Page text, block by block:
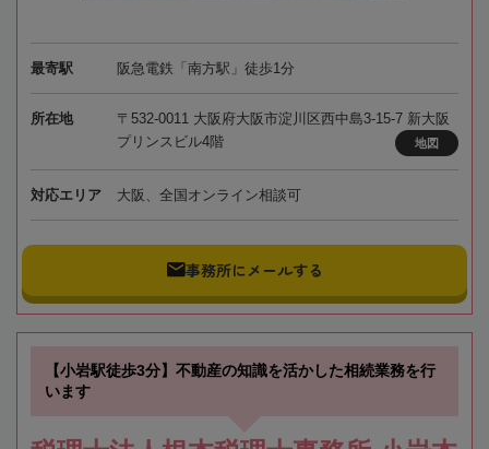
最寄駅 阪急電鉄「南方駅」徒歩1分
所在地
〒532-0011 大阪府大阪市淀川区西中島3-15-7 新大阪
プリンスビル4階
地図
対応エリア 大阪、全国オンライン相談可
事務所にメールする
【小岩駅徒歩3分】不動産の知識を活かした相続業務を行
います